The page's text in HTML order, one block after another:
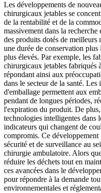
Les développements de
chirurgicaux jetables se
de la rentabilité et de la
massivement dans la
des produits dotés de
une durée de conservation
plus élevés. Par exemple, les
chirurgicaux jetables fabriqués
répondant ainsi aux
dans le secteur de la santé.
d'emballage permettent aux
pendant de longues périodes,
l'expiration du produit. De
technologies intelligentes dans
indicateurs qui changent de
compromis. Ce développement
sécurité et de surveillance au
chirurgie ambulatoire. Alors
réduire les déchets tout en
ces avancées dans le
pour répondre à la demande
environnementales et